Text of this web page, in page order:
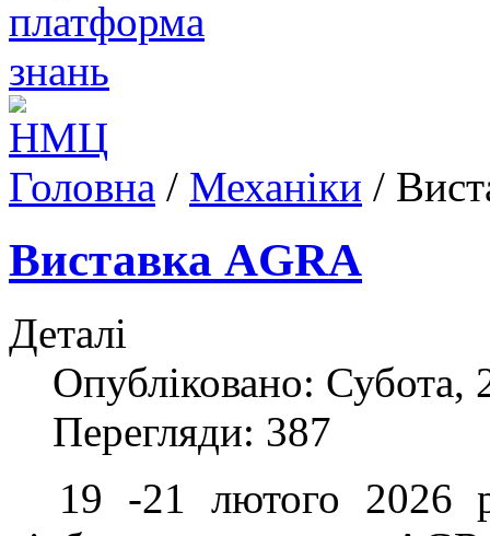
Головна / Механіки /
Виставка AGRА
Деталі
Опубліковано:
Перегляди: 387
19 -21 лютого 2026